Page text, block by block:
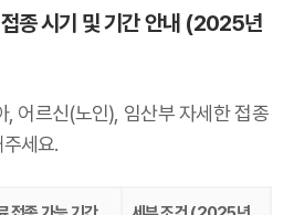
종 시기 및 기간 안내 (2025년
, 어르신(노인), 임산부 자세한 접종
세요.